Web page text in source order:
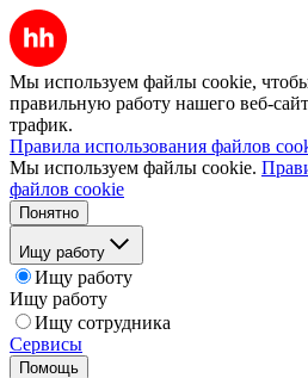
Мы используем файлы cookie,
правильную работу нашего веб-
трафик.
Правила использования файлов
Мы используем файлы cookie.
файлов cookie
Понятно
Ищу работу
Ищу работу
Ищу работу
Ищу сотрудника
Сервисы
Помощь